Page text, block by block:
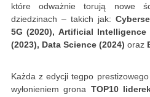
które odważnie torują nowe
dziedzinach – takich jak:
5G (2020), Artificial
(2023), Data Science (2024) oraz
Każda z edycji tegpo
wyłonieniem grona TOP10